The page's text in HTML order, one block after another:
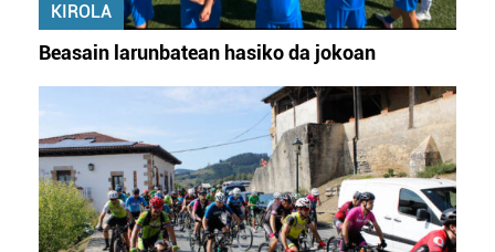
KIROLA
Beasain larunbatean hasiko da jokoan